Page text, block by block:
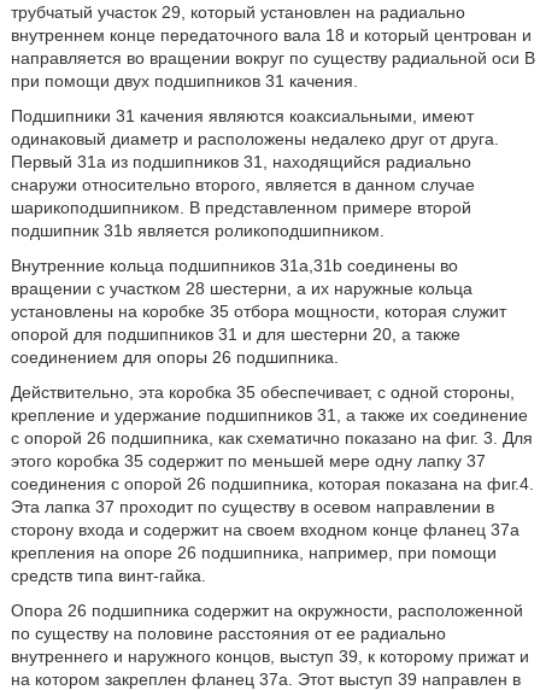
трубчатый участок 29, который установлен на радиально
внутреннем конце передаточного вала 18 и который центрован и
направляется во вращении вокруг по существу радиальной оси В
при помощи двух подшипников 31 качения.
Подшипники 31 качения являются коаксиальными, имеют
одинаковый диаметр и расположены недалеко друг от друга.
Первый 31а из подшипников 31, находящийся радиально
снаружи относительно второго, является в данном случае
шарикоподшипником. В представленном примере второй
подшипник 31b является роликоподшипником.
Внутренние кольца подшипников 31а,31b соединены во
вращении с участком 28 шестерни, а их наружные кольца
установлены на коробке 35 отбора мощности, которая служит
опорой для подшипников 31 и для шестерни 20, а также
соединением для опоры 26 подшипника.
Действительно, эта коробка 35 обеспечивает, с одной стороны,
крепление и удержание подшипников 31, а также их соединение
с опорой 26 подшипника, как схематично показано на фиг. 3. Для
этого коробка 35 содержит по меньшей мере одну лапку 37
соединения с опорой 26 подшипника, которая показана на фиг.4.
Эта лапка 37 проходит по существу в осевом направлении в
сторону входа и содержит на своем входном конце фланец 37а
крепления на опоре 26 подшипника, например, при помощи
средств типа винт-гайка.
Опора 26 подшипника содержит на окружности, расположенной
по существу на половине расстояния от ее радиально
внутреннего и наружного концов, выступ 39, к которому прижат и
на котором закреплен фланец 37а. Этот выступ 39 направлен в